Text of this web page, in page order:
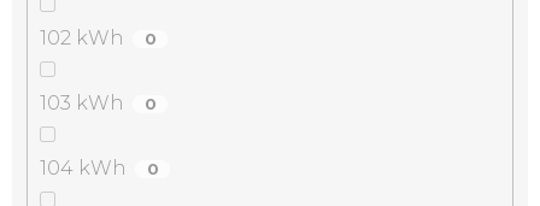
102 kWh 0
103 kWh 0
104 kWh 0